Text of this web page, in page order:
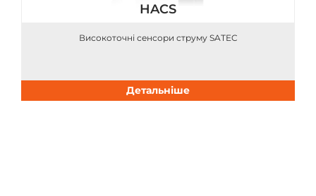
HACS
Високоточні сенсори струму SATEC
Детальніше